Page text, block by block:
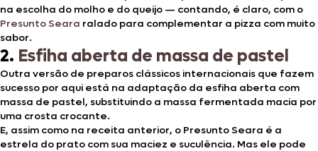
na escolha do molho e do queijo — contando, é claro, com o
Presunto Seara ralado para complementar a pizza com muito
sabor.
2. Esfiha aberta de massa de pastel
Outra versão de preparos clássicos internacionais que fazem
sucesso por aqui está na adaptação da esfiha aberta com
massa de pastel, substituindo a massa fermentada macia por
uma crosta crocante.
E, assim como na receita anterior, o Presunto Seara é a
estrela do prato com sua maciez e suculência. Mas ele pode